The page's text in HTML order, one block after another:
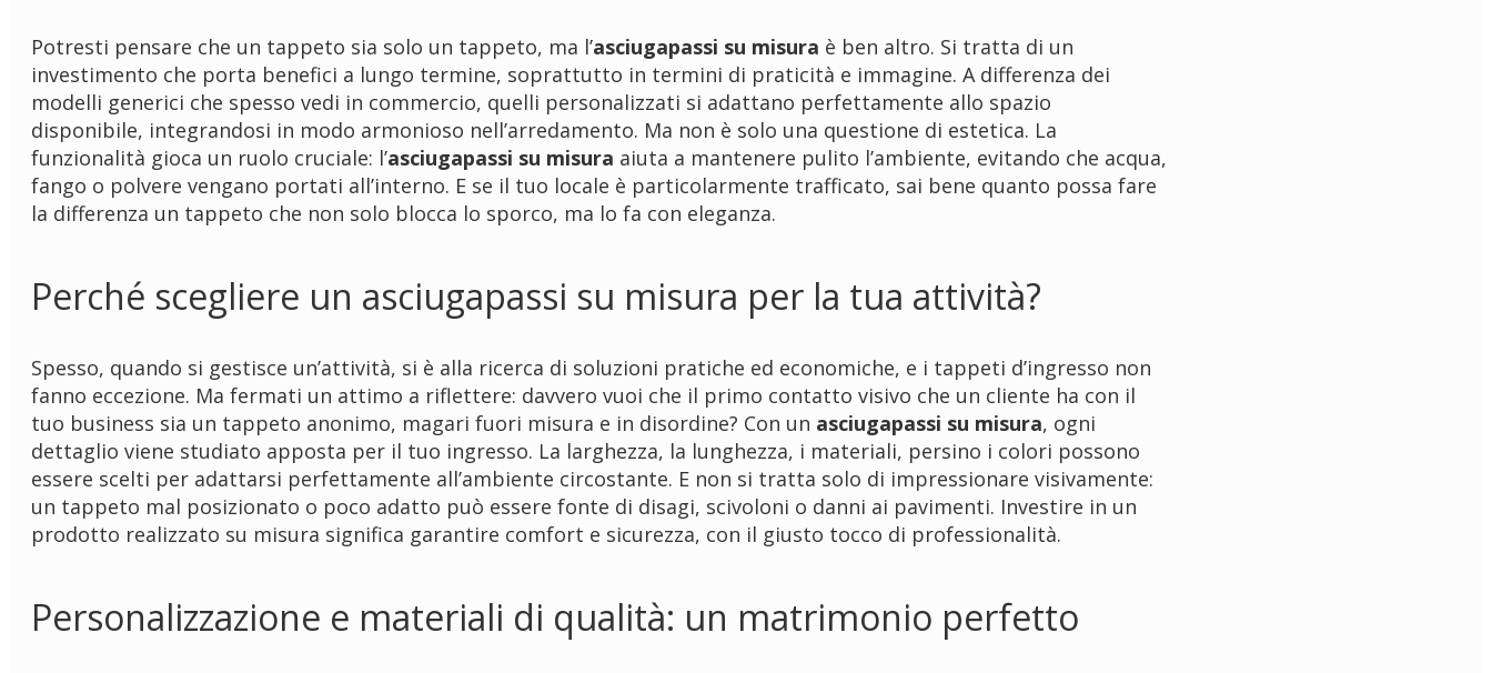
Potresti pensare che un tappeto sia solo un tappeto, ma l’asciugapassi su misura è ben altro. Si tratta di un
investimento che porta benefici a lungo termine, soprattutto in termini di praticità e immagine. A differenza dei
modelli generici che spesso vedi in commercio, quelli personalizzati si adattano perfettamente allo spazio
disponibile, integrandosi in modo armonioso nell’arredamento. Ma non è solo una questione di estetica. La
funzionalità gioca un ruolo cruciale: l’asciugapassi su misura aiuta a mantenere pulito l’ambiente, evitando che acqua,
fango o polvere vengano portati all’interno. E se il tuo locale è particolarmente trafficato, sai bene quanto possa fare
la differenza un tappeto che non solo blocca lo sporco, ma lo fa con eleganza.
Perché scegliere un asciugapassi su misura per la tua attività?
Spesso, quando si gestisce un’attività, si è alla ricerca di soluzioni pratiche ed economiche, e i tappeti d’ingresso non
fanno eccezione. Ma fermati un attimo a riflettere: davvero vuoi che il primo contatto visivo che un cliente ha con il
tuo business sia un tappeto anonimo, magari fuori misura e in disordine? Con un asciugapassi su misura, ogni
dettaglio viene studiato apposta per il tuo ingresso. La larghezza, la lunghezza, i materiali, persino i colori possono
essere scelti per adattarsi perfettamente all’ambiente circostante. E non si tratta solo di impressionare visivamente:
un tappeto mal posizionato o poco adatto può essere fonte di disagi, scivoloni o danni ai pavimenti. Investire in un
prodotto realizzato su misura significa garantire comfort e sicurezza, con il giusto tocco di professionalità.
Personalizzazione e materiali di qualità: un matrimonio perfetto